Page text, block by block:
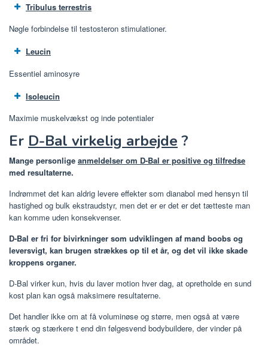
Tribulus terrestris
Nøgle forbindelse til testosteron stimulationer.
Leucin
Essentiel aminosyre
Isoleucin
Maximie muskelvækst og inde potentialer
Er D-Bal virkelig arbejde ?
Mange personlige anmeldelser om D-Bal er positive og tilfredse
med resultaterne.
Indrømmet det kan aldrig levere effekter som dianabol med hensyn til
hastighed og bulk ekstraudstyr, men det er er det er det tætteste man
kan komme uden konsekvenser.
D-Bal er fri for bivirkninger som udviklingen af ​​mand boobs og
leversvigt, kan brugen strækkes op til et år, og det vil ikke skade
kroppens organer.
D-Bal virker kun, hvis du laver motion hver dag, at opretholde en sund
kost plan kan også maksimere resultaterne.
Det handler ikke om at få voluminøse og større, men også at være
stærk og stærkere t end din følgesvend bodybuildere, der vinder på
området.